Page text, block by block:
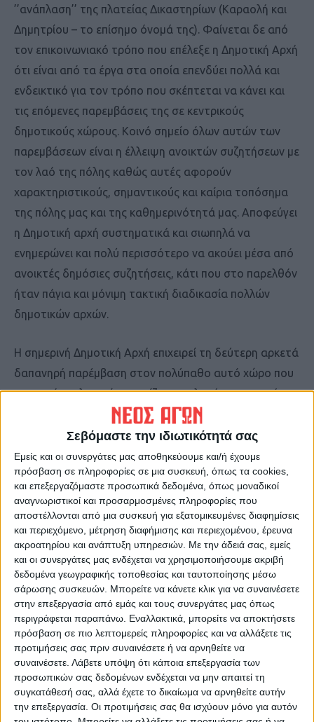
Σεβόμαστε την ιδιωτικότητά σας
Εμείς και οι συνεργάτες μας αποθηκεύουμε και/ή έχουμε
πρόσβαση σε πληροφορίες σε μια συσκευή, όπως τα cookies,
και επεξεργαζόμαστε προσωπικά δεδομένα, όπως μοναδικοί
αναγνωριστικοί και προσαρμοσμένες πληροφορίες που
αποστέλλονται από μια συσκευή για εξατομικευμένες διαφημίσεις
και περιεχόμενο, μέτρηση διαφήμισης και περιεχομένου, έρευνα
ακροατηρίου και ανάπτυξη υπηρεσιών. Με την άδειά σας, εμείς
και οι συνεργάτες μας ενδέχεται να χρησιμοποιήσουμε ακριβή
δεδομένα γεωγραφικής τοποθεσίας και ταυτοποίησης μέσω
σάρωσης συσκευών. Μπορείτε να κάνετε κλικ για να συναινέσετε
στην επεξεργασία από εμάς και τους συνεργάτες μας όπως
περιγράφεται παραπάνω. Εναλλακτικά, μπορείτε να αποκτήσετε
πρόσβαση σε πιο λεπτομερείς πληροφορίες και να αλλάξετε τις
προτιμήσεις σας πριν συναινέσετε ή να αρνηθείτε να
συναινέσετε. Λάβετε υπόψη ότι κάποια επεξεργασία των
προσωπικών σας δεδομένων ενδέχεται να μην απαιτεί τη
συγκατάθεσή σας, αλλά έχετε το δικαίωμα να αρνηθείτε αυτήν
την επεξεργασία. Οι προτιμήσεις σας θα ισχύουν μόνο για αυτόν
’’ανάπλαση’’ της πλατείας Δικαστηρίων (Καραολή και
Δημητρίου – το επίσημο όνομά της). Φαίνεται δε από
τον επικοινωνιακό τρόπο που επέλεξε η Δημοτική Αρχή
ότι είναι από τα έργα στα οποία επενδύει πολλά και
ενδεικτικό για τον τρόπο που σκέπτεται να κάνει και
τις επόμενες παρεμβάσεις της σε κεντρικούς
δημοτικούς χώρους. Κοινό σημείο όλων αυτών των
παρεμβάσεων είναι η έλλειψη ανοικτών συζητήσεων με
τον λαό της πόλης καθώς αυτές αφορούν
χαρακτηριστικούς, σημαντικούς και καίρια τοπόσημα
της πόλης μας και της καθημερινότητά μας. Αποφεύγει
η Δημοτική αρχή συστηματικά και σιωπηλά να
ενημερώνει και πολύ περισσότερο να ακούει μέσα από
ανοικτές δημόσιες συζητήσεις, κάτι που στο παρελθόν
ήταν πάγια και μόνιμη τακτική διαδικασία πολλών
δημοτικών αρχών.
Η σημερινή Δημοτική Αρχή επιχειρεί τη δεύτερη αρκετά
δαπανηρή παρέμβαση στον πολύπαθο αυτό χώρο που
και αυτός τελευταία μαστίζεται σκληρά οικονομικά.
Προφανώς αισθάνεται και η ίδια ότι απέτυχε η
προηγούμενη (πριν λίγα χρόνια) ΄΄αναβάθμισή’’ της που
και εκείνη είχε πολυδιαφημισθεί. Δεν άρεσε και δεν
αγκαλιάστηκε από τους Καρδιτσιώτες. Τώρα με βάση
ένα σχέδιο που παρουσιάστηκε στον τοπικό τύπο
επιχειρείται ‘’εκ βάθρων’’ νέος σχεδιασμός κυρίως με
την κοπή των δένδρων, τις ομοιόμορφες πέργολες των
καταστημάτων, την αναδιαμόρφωση του χώρου με τη
φύτευση νέων δένδρων (όπως λέγεται) και κάποια
άλλα, ήσσονος σημασίας.
Στον μεγαλόπνοο αυτόν σχεδιασμό εμπόδιο σοβαρό
στέκεται το γνωστό μνημείο της Εθνικής Αντίστασης,
στο οποίο από το 1978 που στήθηκε (Δήμαρχος
Χαράλαμπος Γιούτσικος) πολλές φορές σταθήκαμε με
ευλάβεια και αγωνιστικότητα μπροστά του, τιμώντας